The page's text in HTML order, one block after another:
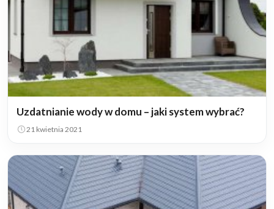
Uzdatnianie wody w domu – jaki system wybrać?
21 kwietnia 2021